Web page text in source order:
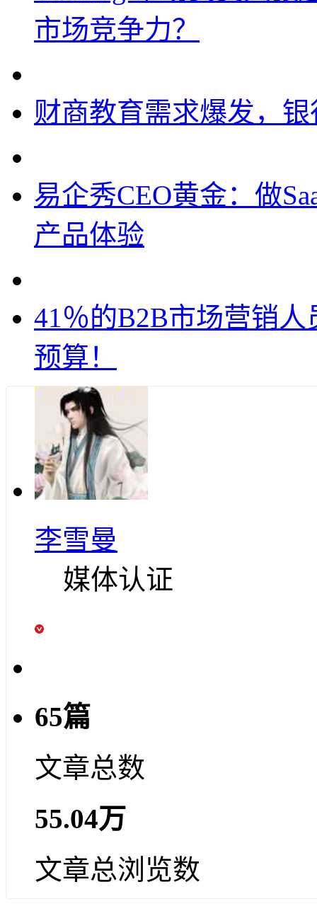
市场竞争力？
财商教育需求爆发，
易企秀CEO黄金：做
产品体验
41％的B2B市场营销
预算！
李雪曼
媒体认证
65篇
文章总数
55.04万
文章总浏览数